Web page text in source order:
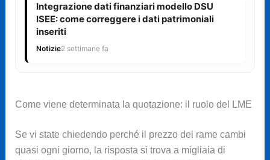
Integrazione dati finanziari modello DSU
ISEE: come correggere i dati patrimoniali
inseriti
Notizie2 settimane fa
Come viene determinata la quotazione: il ruolo del LME
Se vi state chiedendo perché il prezzo del rame cambi
quasi ogni giorno, la risposta si trova a migliaia di